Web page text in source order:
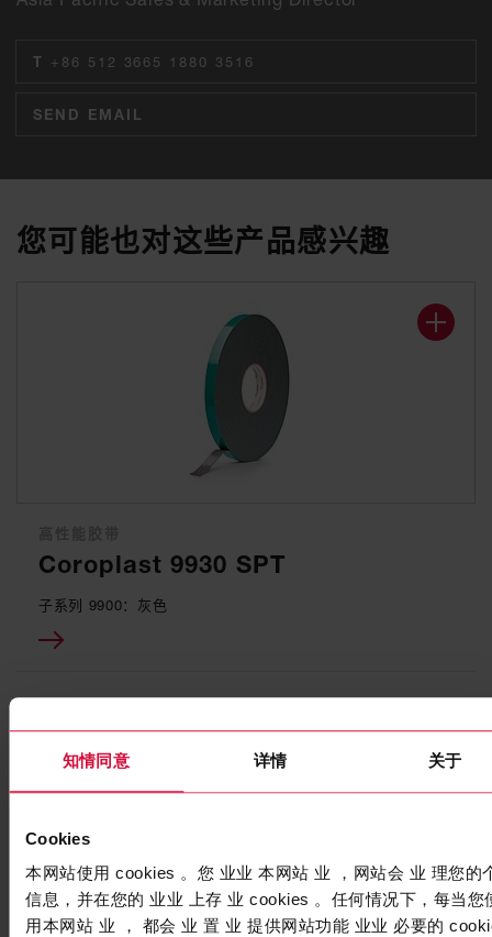
知情同意 详情 关于
Cookies
本网站使用 cookies 。您 业业 本网站 业 ，网站会 业 理您的
信息，并在您的 业业 上存 业 cookies 。任何情况下，每当您
用本网站 业 ， 都会 业 置 业 提供网站功能 业业 必要的
T +86 512 3665 1880 3516
SEND EMAIL
您可能也对这些产品感兴趣
Coroplast 9930 SPT
子系列 9900：灰色